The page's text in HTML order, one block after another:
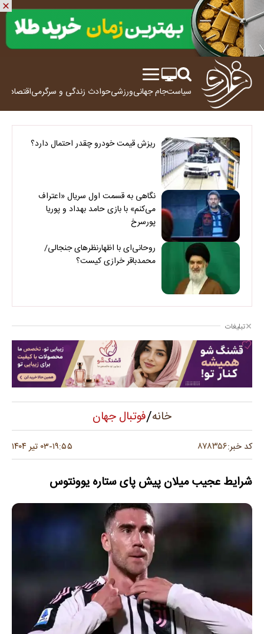
سیاستجام جهانیورزشیحوادث زندگی و سرگرمیاقتصاد
ریزش قیمت خودرو چقدر احتمال دارد؟
نگاهی به قسمت اول سریال «اعتراف
می‌کنم» با بازی حامد بهداد و پوریا
پورسرخ
روحانی‌ای با اظهارنظرهای جنجالی/
محمدباقر خرازی کیست؟
تبلیغات
خانه/فوتبال جهان
کد خبر:۸۷۸۳۵۶ ۱۹:۵۵-۰۳ تیر ۱۴۰۴
شرایط عجیب میلان پیش پای ستاره یوونتوس